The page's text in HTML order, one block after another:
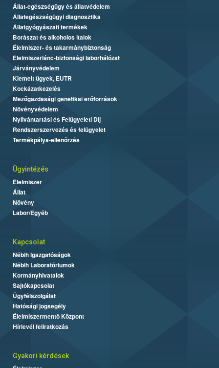
Állat-egészségügy és állatvédelem
Állategészségügyi diagnosztika
Állatgyógyászati termékek
Borászat és alkoholos italok
Élelmiszer- és takarmánybiztonság
Élelmiszerlánc-biztonsági laborhálózat
Járványvédelem
Kiemelt ügyek, EUTR
Kockázatkezelés
Mezőgazdasági genetikai erőforrások
Növényvédelem
Nyilvántartási és Felügyeleti Díj
Rendszerszervezés és felügyelet
Termékpálya-ellenőrzés
Ügyintézés
Élelmiszer
Állat
Növény
Labor/Egyéb
Kapcsolat
Nébih Igazgatóságok
Nébih Laboratóriumok
Kormányhivatalok
Sajtókapcsolat
Ügyfélszolgálat
Hatósági jogsegély
Élelmiszermentő Központ
Hírlevél feliratkozás
Gyakori kérdések